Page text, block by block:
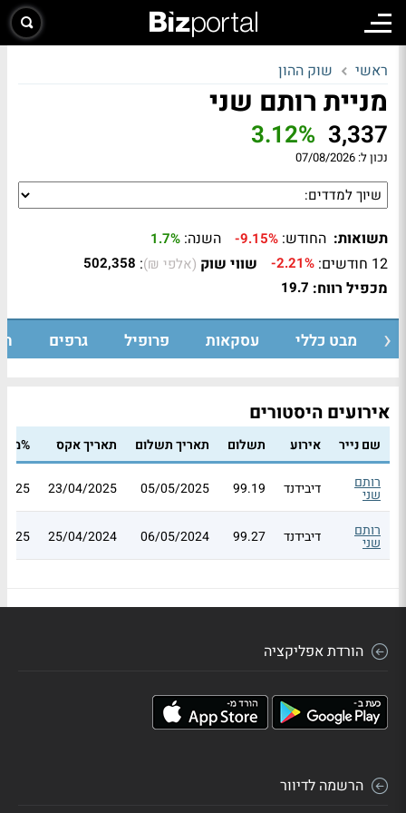
ראשי שוק ההון
מניית רותם שני
3,337
3.12%
נכון ל: 07/08/2026
תשואות: החודש: -9.15% השנה: 1.7%
12 חודשים: -2.21% שווי שוק (אלפי ₪):
502,358
מכפיל רווח: 19.7
מבט כללי עסקאות פרופיל גרפים
אירועים היסטורים
שם נייר אירוע תשלום תאריך תשלום תאריך אקס
%מס
רותם
שני דיבידנד 99.19
05/05/2025
23/04/2025
25
רותם
שני דיבידנד 99.27
06/05/2024
25/04/2024
25
הורדת אפליקציה
הרשמה לדיוור